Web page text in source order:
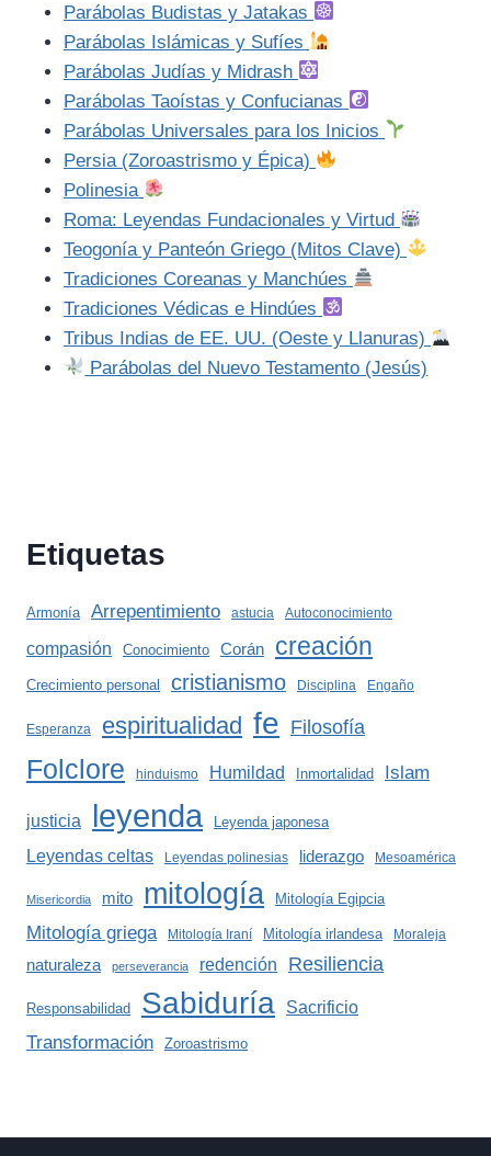
Parábolas Budistas y Jatakas
Parábolas Islámicas y Sufíes
Parábolas Judías y Midrash
Parábolas Taoístas y Confucianas
Parábolas Universales para los Inicios
Persia (Zoroastrismo y Épica)
Polinesia
Roma: Leyendas Fundacionales y Virtud
Teogonía y Panteón Griego (Mitos Clave)
Tradiciones Coreanas y Manchúes
Tradiciones Védicas e Hindúes
Tribus Indias de EE. UU. (Oeste y Llanuras)
Parábolas del Nuevo Testamento (Jesús)
Etiquetas
Armonía Arrepentimiento astucia Autoconocimiento
compasión Conocimiento Corán creación
Crecimiento personal cristianismo Disciplina Engaño
Esperanza espiritualidad fe Filosofía
Folclore hinduismo Humildad Inmortalidad Islam
justicia leyenda Leyenda japonesa
Leyendas celtas Leyendas polinesias liderazgo Mesoamérica
Misericordia mito mitología Mitología Egipcia
Mitología griega Mitología Iraní Mitología irlandesa Moraleja
naturaleza perseverancia redención Resiliencia
Responsabilidad Sabiduría Sacrificio
Transformación Zoroastrismo